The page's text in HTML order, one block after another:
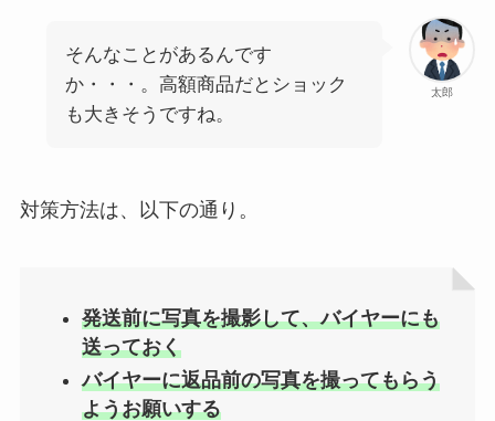
太郎
そんなことがあるんです
か・・・。高額商品だとショック
も大きそうですね。
対策方法は、以下の通り。
発送前に写真を撮影して、バイヤーにも
送っておく
バイヤーに返品前の写真を撮ってもらう
ようお願いする